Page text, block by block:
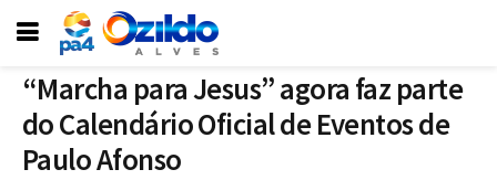
“Marcha para Jesus” agora faz parte
do Calendário Oficial de Eventos de
Paulo Afonso